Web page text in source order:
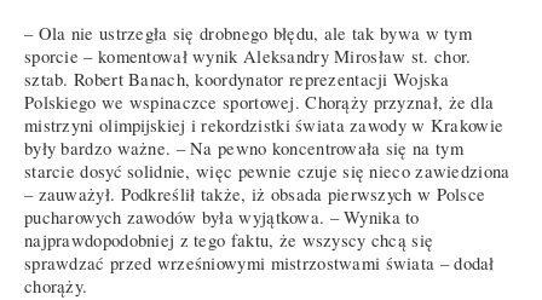
– Ola nie ustrzegła się drobnego błędu, ale tak bywa w tym
sporcie – komentował wynik Aleksandry Mirosław st. chor.
sztab. Robert Banach, koordynator reprezentacji Wojska
Polskiego we wspinaczce sportowej. Chorąży przyznał, że dla
mistrzyni olimpijskiej i rekordzistki świata zawody w Krakowie
były bardzo ważne. – Na pewno koncentrowała się na tym
starcie dosyć solidnie, więc pewnie czuje się nieco zawiedziona
– zauważył. Podkreślił także, iż obsada pierwszych w Polsce
pucharowych zawodów była wyjątkowa. – Wynika to
najprawdopodobniej z tego faktu, że wszyscy chcą się
sprawdzać przed wrześniowymi mistrzostwami świata – dodał
chorąży.